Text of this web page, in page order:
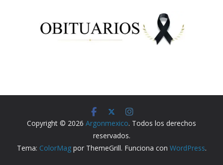
Copyright © 2026 Argonmexico. Todos los derechos
reservados.
Tema: ColorMagpor ThemeGrill. Funciona con WordPress.